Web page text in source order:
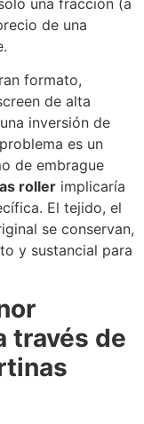
de una
formato,
de alta
inversión de
es un
de embrague
roller implicaría
El tejido, el
se conservan,
y sustancial para
través de